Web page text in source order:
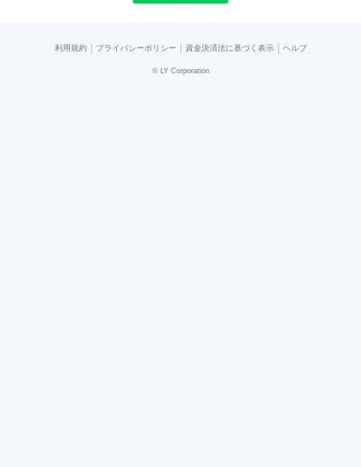
利用規約 プライバシーポリシー 資金決済法に基づく表示 ヘルプ
© LY Corporation